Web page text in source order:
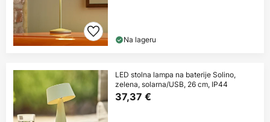
Na lageru
LED stolna lampa na baterije Solino,
zelena, solarna/USB, 26 cm, IP44
37,37 €